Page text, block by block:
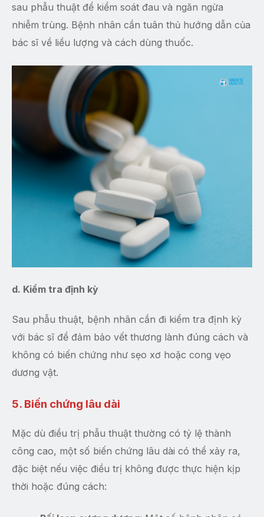
sau phẫu thuật để kiểm soát đau và ngăn ngừa
nhiễm trùng. Bệnh nhân cần tuân thủ hướng dẫn của
bác sĩ về liều lượng và cách dùng thuốc.
d. Kiểm tra định kỳ
Sau phẫu thuật, bệnh nhân cần đi kiểm tra định kỳ
với bác sĩ để đảm bảo vết thương lành đúng cách và
không có biến chứng như sẹo xơ hoặc cong vẹo
dương vật.
5. Biến chứng lâu dài
Mặc dù điều trị phẫu thuật thường có tỷ lệ thành
công cao, một số biến chứng lâu dài có thể xảy ra,
đặc biệt nếu việc điều trị không được thực hiện kịp
thời hoặc đúng cách: